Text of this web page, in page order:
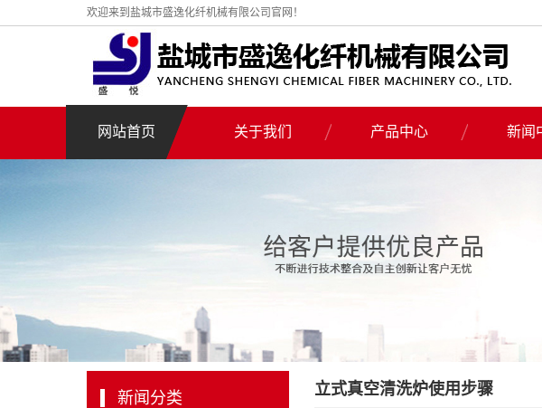
欢迎来到盐城市盛逸化纤机械有限公司官网！
网站首页 关于我们 产品中心
高频感应式预热炉
真空清洗炉
熔喷线专用变频器
新闻
新闻分类 立式真空清洗炉使用步骤